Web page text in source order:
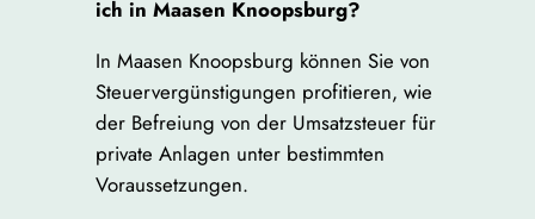
ich in Maasen Knoopsburg?
In Maasen Knoopsburg können Sie von
Steuervergünstigungen profitieren, wie
der Befreiung von der Umsatzsteuer für
private Anlagen unter bestimmten
Voraussetzungen.